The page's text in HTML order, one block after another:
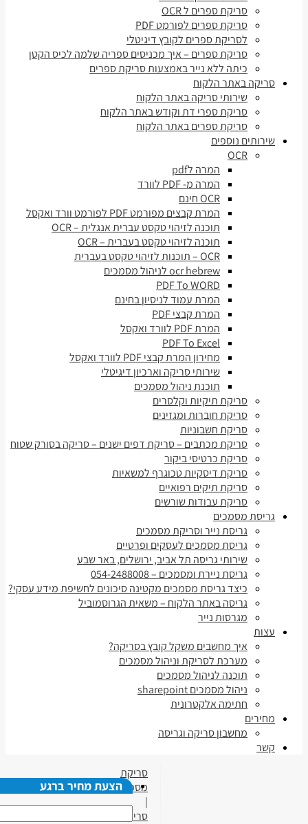
סריקת ספרים ל OCR
סריקת ספרים לפורמט PDF
לסריקת ספרים לקובץ דיגיטלי
סריקת ספרים – איך מכניסים ספריה שלמה לכיס הקטן
כיתה ללא נייר באמצעות סריקת ספרים
סריקה באתר הלקוח
שירותי סריקה באתר הלקוח
סריקת ספרי דת וקודש באתר הלקוח
סריקת ספרים באתר הלקוח
שירותים נוספים
OCR
המרה לpdf
המרה מ- PDF לוורד
OCR חינם
המרת קבצים מפורמט PDF לפורמט וורד ואקסל
תוכנה לזיהוי טקסט עברית אנגלית – OCR
תוכנה לזיהוי טקסט בעברית – OCR
OCR – תוכנות לזיהוי טקסט בעברית
ocr hebrew לניהול מסמכים
PDF To WORD
המרת עמוד לניסיון בחינם
המרת קבצי PDF
המרת PDF לוורד ואקסל
PDF To Excel
מחירון המרת קבצי PDF לוורד ואקסל
שירותי סריקה וארכיון דיגיטלי
תוכנת ניהול מסמכים
סריקת תיקיות וקלסרים
סריקת חוברות ומגזינים
סריקת חשבוניות
סריקת מכתבים – סריקת דפים ישנים – סריקה בסורק שטוח
סריקת כרטיסי ביקור
סריקת דיסקיות טכוגרף למשאיות
סריקת תיקים רפואיים
סריקת עבודות שורשים
גריסת מסמכים
גריסת נייר וסריקת מסמכים
גריסת מסמכים לעסקים ופרטיים
שירותי גריסה תל אביב, ירושלים, באר שבע
גריסת ניירת ומסמכים – 054-2488008
כיצד גריסת מסמכים מקטינה סיכונים לחשיפת מידע עסקי?
גריסה באתר הלקוח – משאית הגרוסמוביל
מגרסות נייר
עצות
איך מחשבים משקל קובץ בסריקה?
מערכת לסריקת וניהול מסמכים
תוכנה לניהול מסמכים
ניהול מסמכים sharepoint
חתימה אלקטרונית
מחירים
מחשבון סריקה וגריסה
קשר
סריקת
מסמכים
|
סריקת
הצעת מחיר ברגע